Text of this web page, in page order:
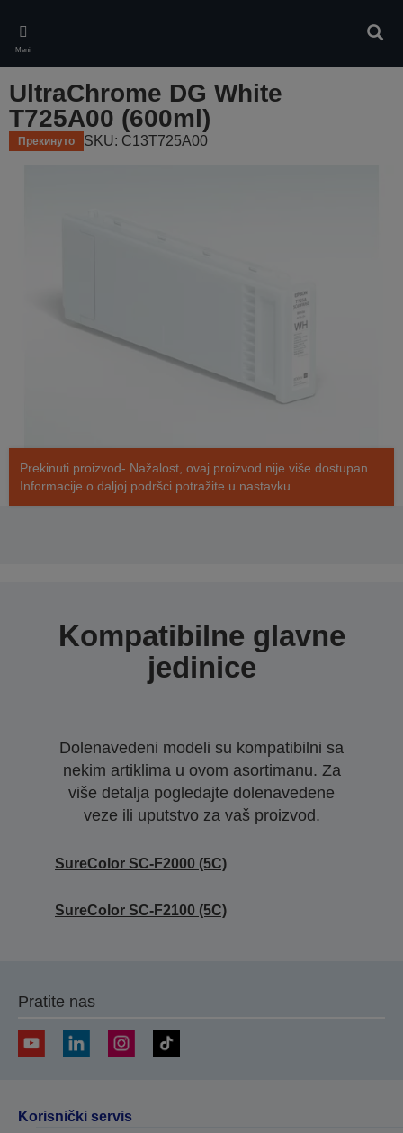
main
content
Meni
UltraChrome DG White
T725A00 (600ml)
Прекинуто SKU: C13T725A00
Prekinuti proizvod- Nažalost, ovaj proizvod nije više dostupan.
Informacije o daljoj podršci potražite u nastavku.
Kompatibilne glavne
jedinice
Dolenavedeni modeli su kompatibilni sa
nekim artiklima u ovom asortimanu. Za
više detalja pogledajte dolenavedene
veze ili uputstvo za vaš proizvod.
SureColor SC-F2000 (5C)
SureColor SC-F2100 (5C)
Pratite nas
Korisnički servis